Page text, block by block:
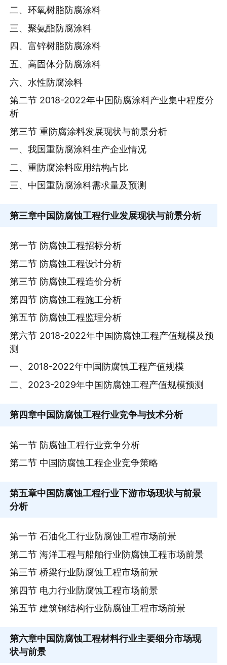
二、环氧树脂防腐涂料
三、聚氨酯防腐涂料
四、富锌树脂防腐涂料
五、高固体分防腐涂料
六、水性防腐涂料
第二节 2018-2022年中国防腐涂料产业集中程度分
析
第三节 重防腐涂料发展现状与前景分析
一、我国重防腐涂料生产企业情况
二、重防腐涂料应用结构占比
三、中国重防腐涂料需求量及预测
第三章中国防腐蚀工程行业发展现状与前景分析
第一节 防腐蚀工程招标分析
第二节 防腐蚀工程设计分析
第三节 防腐蚀工程造价分析
第四节 防腐蚀工程施工分析
第五节 防腐蚀工程监理分析
第六节 2018-2022年中国防腐蚀工程产值规模及预
测
一、2018-2022年中国防腐蚀工程产值规模
二、2023-2029年中国防腐蚀工程产值规模预测
第四章中国防腐蚀工程行业竞争与技术分析
第一节 防腐蚀工程行业竞争分析
第二节 中国防腐蚀工程企业竞争策略
第五章中国防腐蚀工程行业下游市场现状与前景
分析
第一节 石油化工行业防腐蚀工程市场前景
第二节 海洋工程与船舶行业防腐蚀工程市场前景
第三节 桥梁行业防腐蚀工程市场前景
第四节 电力行业防腐蚀工程市场前景
第五节 建筑钢结构行业防腐蚀工程市场前景
第六章中国防腐蚀工程材料行业主要细分市场现
状与前景